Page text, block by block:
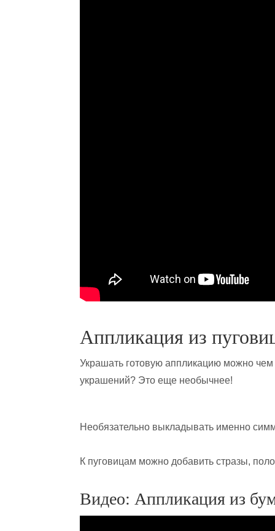
Аппликация из
Украшать готовую аппликацию можно
украшений? Это еще необычнее!
Необязательно выкладывать именно
К пуговицам можно добавить стразы,
Видео: Аппликация из